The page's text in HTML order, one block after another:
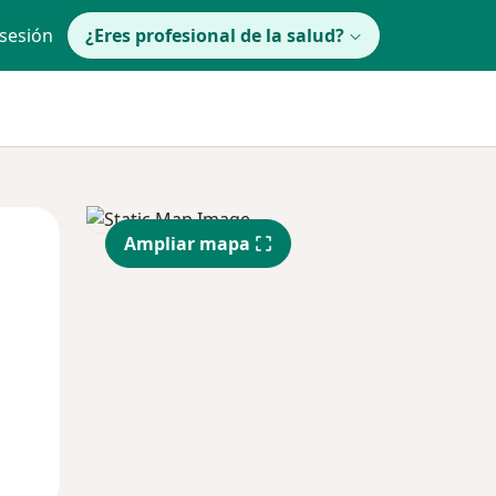
¿Eres profesional de la salud?
Mié
12 Ago
Jue
13 Ago
Ampliar mapa